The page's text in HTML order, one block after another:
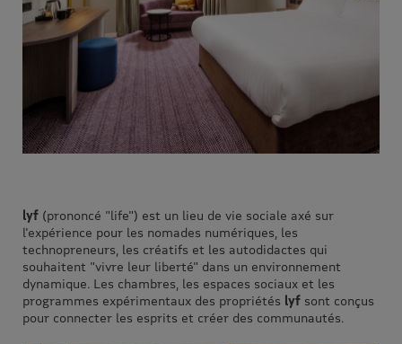
lyf (prononcé "life") est un lieu de vie sociale axé sur
l'expérience pour les nomades numériques, les
technopreneurs, les créatifs et les autodidactes qui
souhaitent "vivre leur liberté" dans un environnement
dynamique. Les chambres, les espaces sociaux et les
programmes expérimentaux des propriétés lyf sont conçus
pour connecter les esprits et créer des communautés.